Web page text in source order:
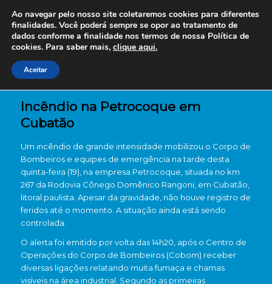
Incêndio na Petrocoque em
Cubatão
Um incêndio de grande intensidade mobilizou o Corpo de
Bombeiros e equipes de emergência na tarde desta
quinta-feira (19), na empresa Petrocoque, situada no km
267 da Rodovia Cônego Domênico Rangoni, em Cubatão,
litoral paulista. Apesar da gravidade, não houve registro de
feridos até o momento. A situação ainda está sendo
controlada.
O alerta foi emitido por volta das 14h20, após o Centro de
Operações do Corpo de Bombeiros (Cobom) receber
diversas ligações relatando muita fumaça e chamas
visíveis na área industrial. Segundo as primeiras
Ao navegar pelo nosso site coletaremos cookies para diferentes
finalidades. Você poderá sempre se opor ao tratamento de
dados conforme a finalidade nos termos de nossa Política de
cookies. Para saber mais, clique aqui.
Aceitar